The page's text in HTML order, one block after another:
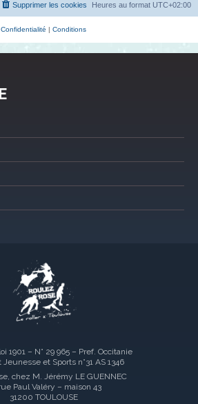
h
Heures au format UTC+02:00
Supprimer les cookies
Confidentialité | Conditions
1901 – N° 29 965 – Pref. Occitanie
et Sports n°31 AS 1346
chez M. Jérémy LE GUENNEC
Paul Valéry – maison 43
31200 TOULOUSE